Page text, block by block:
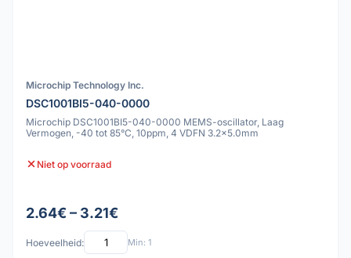
Microchip Technology Inc.
DSC1001BI5-040-0000
Microchip DSC1001BI5-040-0000 MEMS-oscillator, Laag
Vermogen, -40 tot 85°C, 10ppm, 4 VDFN 3.2x5.0mm
Niet op voorraad
2.64€ – 3.21€
Hoeveelheid: Min: 1